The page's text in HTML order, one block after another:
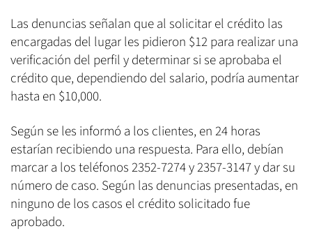
Las denuncias señalan que al solicitar el crédito las
encargadas del lugar les pidieron $12 para realizar una
verificación del perfil y determinar si se aprobaba el
crédito que, dependiendo del salario, podría aumentar
hasta en $10,000.
Según se les informó a los clientes, en 24 horas
estarían recibiendo una respuesta. Para ello, debían
marcar a los teléfonos 2352-7274 y 2357-3147 y dar su
número de caso. Según las denuncias presentadas, en
ninguno de los casos el crédito solicitado fue
aprobado.